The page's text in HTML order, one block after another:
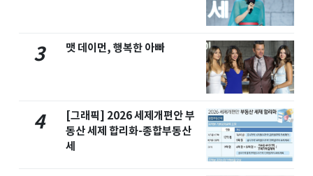
3 맷 데이먼, 행복한 아빠
4
[그래픽] 2026 세제개편안 부
동산 세제 합리화-종합부동산
세